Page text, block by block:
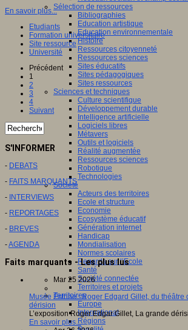
Sélection de ressources
Bibliographies
Education artistique
Education environnementale
Histoire
Ressources citoyenneté
Ressources sciences
Sites éducatifs
Sites pédagogiques
Sites ressources
Sciences et techniques
Culture scientifique
Développement durable
Intelligence artificielle
Logiciels libres
Métavers
Outils et logiciels
Réalité augmentée
Ressources sciences
Robotique
Technologies
Société
Acteurs des territoires
Ecole et structure
Economie
Ecosystème éducatif
Génération internet
Handicap
Mondialisation
Normes scolaires
Regards sur l’Ecole
Santé
Société connectée
Territoires et projets
Territoires
Europe
International
Régions
En savoir plus...
Etudiants
Formation universitaire
Site ressource
Université
Précédent
1
2
3
4
Suivant
S'INFORMER
- DEBATS
- FAITS MARQUANTS
- INTERVIEWS
- REPORTAGES
- BREVES
-AGENDA
Faits marquants - Les plus lus
Mar 25 2026
Musée Estrine : Roger Edgard Gillet, du théâtre
dérision
L’exposition Roger Edgar Gillet, La grande
En savoir plus...